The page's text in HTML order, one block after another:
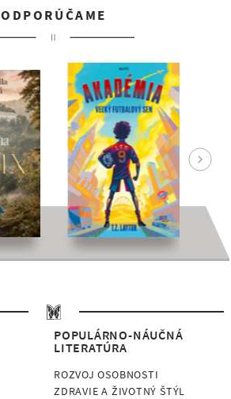
ODPORÚČAME
POPULÁRNO-NÁUČNÁ
LITERATÚRA
ROZVOJ OSOBNOSTI
ZDRAVIE A ŽIVOTNÝ ŠTÝL